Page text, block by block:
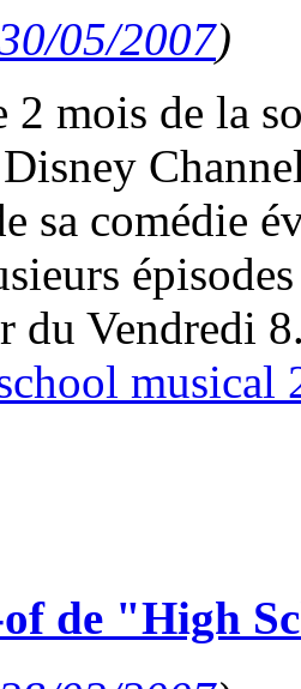
05/2007)
2 mois de la
sa comédie
du Vendredi
musical
de "High